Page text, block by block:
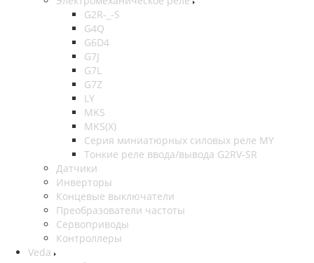
G2R-_-S
G4Q
G6D4
G7J
G7L
G7Z
LY
MKS
MKS(X)
Серия миниатюрных силовых реле MY
Тонкие реле ввода/вывода G2RV-SR
Датчики
Инверторы
Концевые выключатели
Преобразователи частоты
Сервоприводы
Контроллеры
Veda